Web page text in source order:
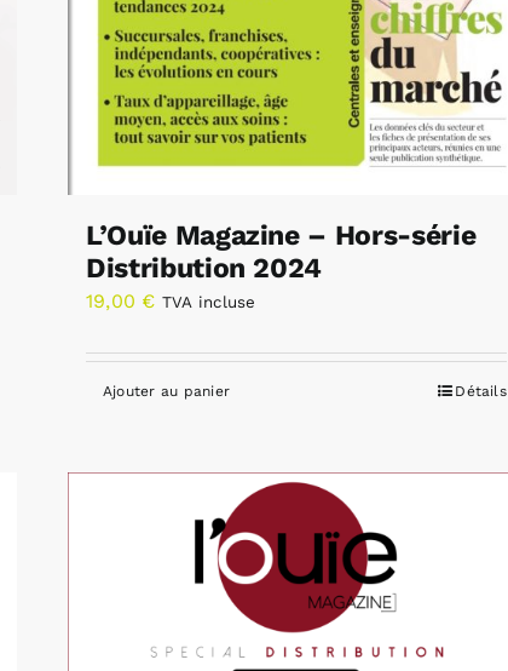
L’Ouïe Magazine – Hors-série
Distribution 2024
19,00 € TVA incluse
Ajouter au panier Détails